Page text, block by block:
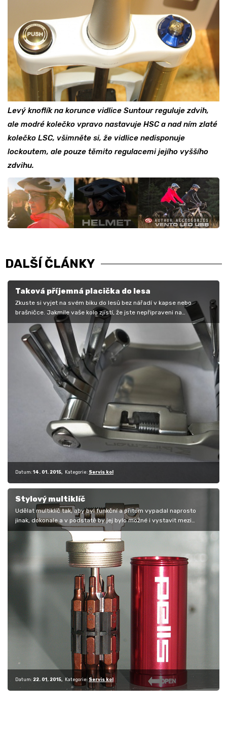
Levý knoflík na korunce vidlice Suntour reguluje zdvih,
ale modré kolečko vpravo nastavuje HSC a nad ním zlaté
kolečko LSC, všimněte si, že vidlice nedisponuje
lockoutem, ale pouze těmito regulacemi jejího vyššího
zdvihu.
DALŠÍ ČLÁNKY
Taková příjemná placička do lesa
Zkuste si vyjet na svém biku do lesů bez nářadí v kapse nebo
brašničce. Jakmile vaše kolo zjistí, že jste nepřipraveni na
mechanickou…
Datum: 14. 01. 2015 Kategorie: Servis kol
Stylový multiklíč
Udělat multiklíč tak, aby byl funkční a přitom vypadal naprosto
jinak, dokonale a v podstatě by jej bylo možné i vystavit mezi
poháry…
Datum: 22. 01. 2015 Kategorie: Servis kol